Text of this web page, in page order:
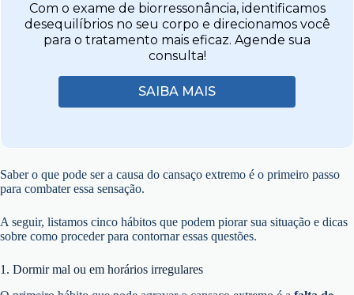
Com o exame de biorressonância, identificamos
desequilíbrios no seu corpo e direcionamos você
para o tratamento mais eficaz. Agende sua
consulta!
SAIBA MAIS
Saber o que pode ser a causa do cansaço extremo é o primeiro passo
para combater essa sensação.
A seguir, listamos cinco hábitos que podem piorar sua situação e dicas
sobre como proceder para contornar essas questões.
1. Dormir mal ou em horários irregulares